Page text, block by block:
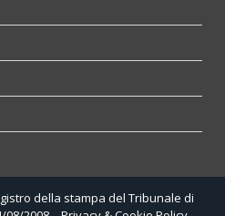
della stampa del Tribunale di